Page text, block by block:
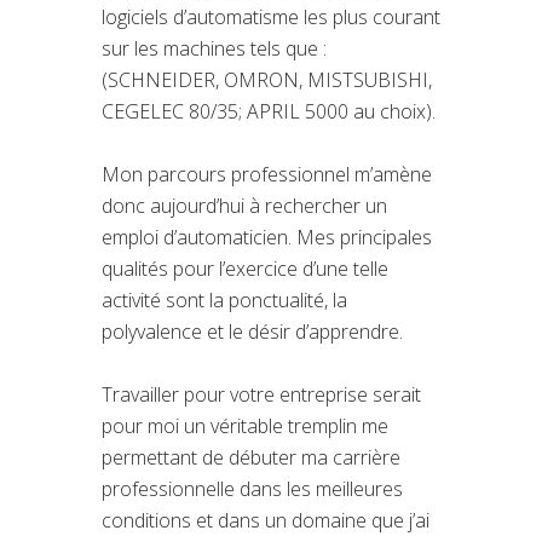
logiciels d’automatisme les plus courant
sur les machines tels que :
(SCHNEIDER, OMRON, MISTSUBISHI,
CEGELEC 80/35; APRIL 5000 au choix).
Mon parcours professionnel m’amène
donc aujourd’hui à rechercher un
emploi d’automaticien. Mes principales
qualités pour l’exercice d’une telle
activité sont la ponctualité, la
polyvalence et le désir d’apprendre.
Travailler pour votre entreprise serait
pour moi un véritable tremplin me
permettant de débuter ma carrière
professionnelle dans les meilleures
conditions et dans un domaine que j’ai